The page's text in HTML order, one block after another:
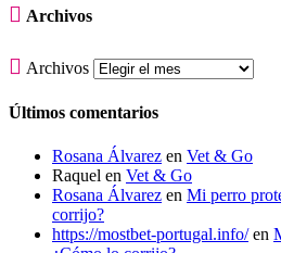
 Archivos
 Archivos
Últimos comentarios
Rosana Álvarez en Vet & Go
Raquel en Vet & Go
Rosana Álvarez en Mi perro
corrijo?
https://mostbet-portugal.info/en